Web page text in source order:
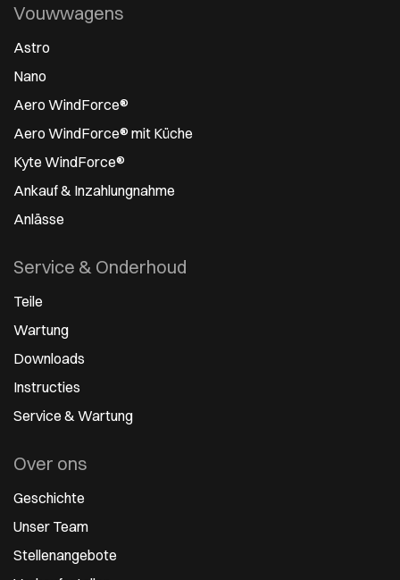
Vouwwagens
Astro
Nano
Aero WindForce®
Aero WindForce® mit Küche
Kyte WindForce®
Ankauf & Inzahlungnahme
Anlässe
Service & Onderhoud
Teile
Wartung
Downloads
Instructies
Service & Wartung
Over ons
Geschichte
Unser Team
Stellenangebote